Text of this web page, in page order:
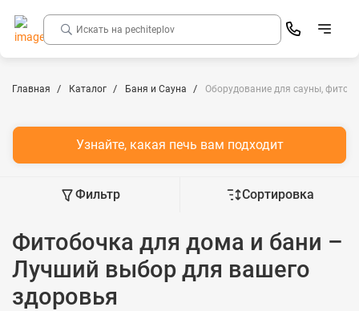
Главная Каталог Баня и Сауна Оборудование для сауны,
Узнайте, какая печь вам подходит
Фильтр Сортировка
Фитобочка для дома и бани –
Лучший выбор для вашего
здоровья